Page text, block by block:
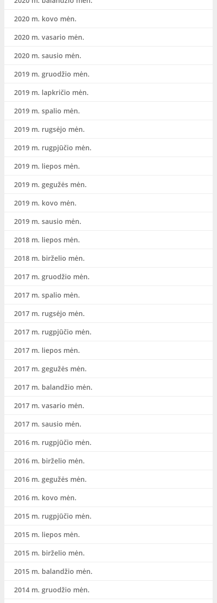
2020 m. kovo mėn.
2020 m. vasario mėn.
2020 m. sausio mėn.
2019 m. gruodžio mėn.
2019 m. lapkričio mėn.
2019 m. spalio mėn.
2019 m. rugsėjo mėn.
2019 m. rugpjūčio mėn.
2019 m. liepos mėn.
2019 m. gegužės mėn.
2019 m. kovo mėn.
2019 m. sausio mėn.
2018 m. liepos mėn.
2018 m. birželio mėn.
2017 m. gruodžio mėn.
2017 m. spalio mėn.
2017 m. rugsėjo mėn.
2017 m. rugpjūčio mėn.
2017 m. liepos mėn.
2017 m. gegužės mėn.
2017 m. balandžio mėn.
2017 m. vasario mėn.
2017 m. sausio mėn.
2016 m. rugpjūčio mėn.
2016 m. birželio mėn.
2016 m. gegužės mėn.
2016 m. kovo mėn.
2015 m. rugpjūčio mėn.
2015 m. liepos mėn.
2015 m. birželio mėn.
2015 m. balandžio mėn.
2014 m. gruodžio mėn.